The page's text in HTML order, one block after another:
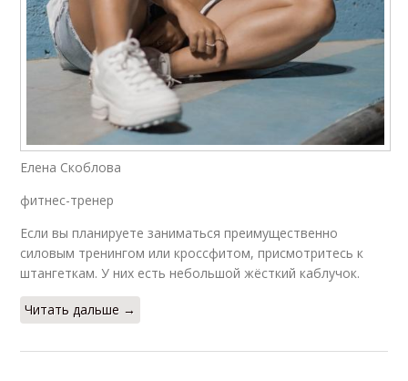
Елена Скоблова
фитнес-тренер
Если вы планируете заниматься преимущественно
силовым тренингом или кроссфитом, присмотритесь к
штангеткам. У них есть небольшой жёсткий каблучок.
Читать дальше →